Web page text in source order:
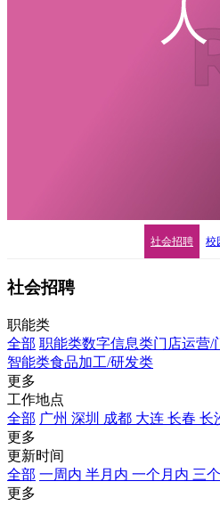
社会招聘 校
社会招聘
职能类
全部 职能类数字信息类门店运营/
智能类食品加工/研发类
更多
工作地点
全部 广州 深圳 成都 大连 长春 长
更多
更新时间
全部 一周内 半月内 一个月内 三
更多